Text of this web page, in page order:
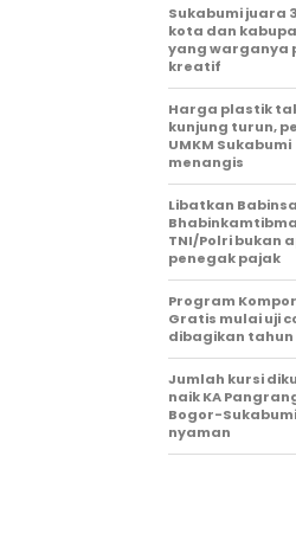
Sukabumi juara
kota dan
yang warganya
kreatif
Harga plastik
kunjung turun,
UMKM Sukabumi
menangis
Libatkan
TNI/Polri bukan
penegak pajak
Program
Gratis mulai uji
dibagikan tahun
Jumlah kursi
naik KA
Bogor-
nyaman